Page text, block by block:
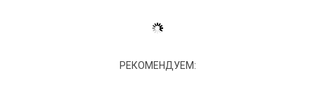
РЕКОМЕНДУЕМ: